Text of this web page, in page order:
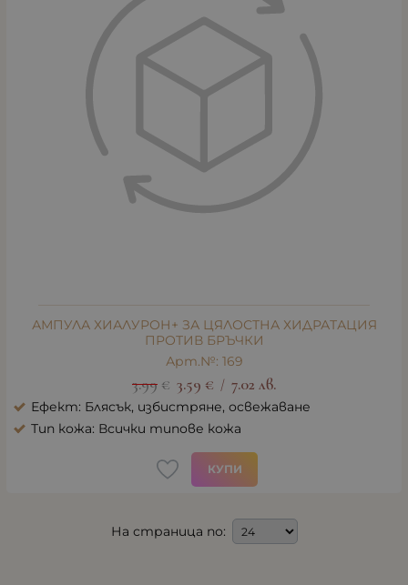
АМПУЛА ХИАЛУРОН+ ЗА ЦЯЛОСТНА ХИДРАТАЦИЯ
ПРОТИВ БРЪЧКИ
Арт.№: 169
3.99 € 3.59 € / 7.02 лв.
Ефект: Блясък, избистряне, освежаване
Тип кожа: Всички типове кожа
КУПИ
На страница по: